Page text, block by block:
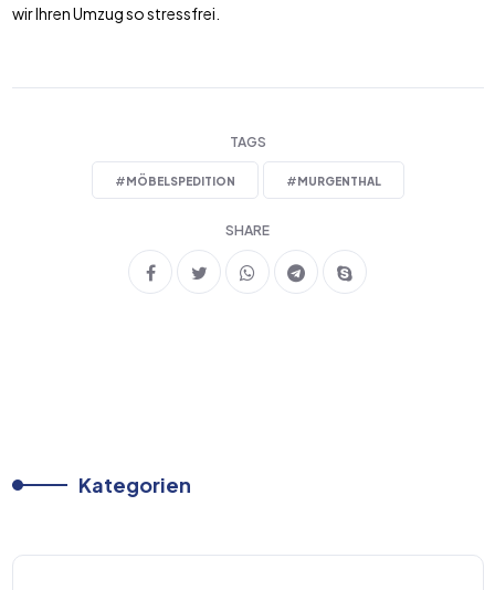
wir Ihren Umzug so stressfrei.
TAGS
#MÖBELSPEDITION #MURGENTHAL
SHARE
Kategorien